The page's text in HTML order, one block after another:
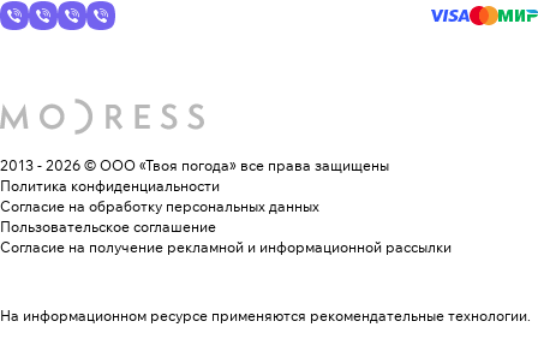
2013 - 2026 © ООО «Твоя погода» все права защищены
Политика конфиденциальности
Согласие на обработку персональных данных
Пользовательское соглашение
Согласие на получение рекламной и информационной рассылки
На информационном ресурсе применяются рекомендательные технологии.